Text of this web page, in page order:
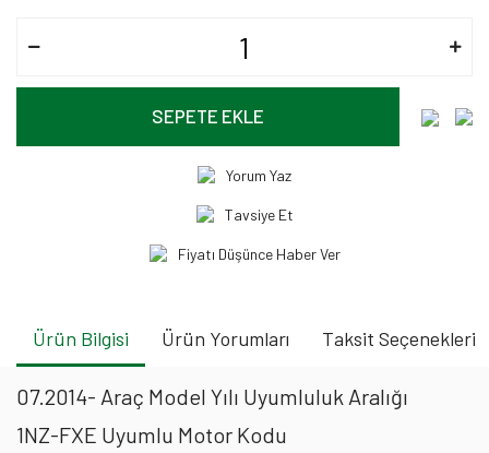
SEPETE EKLE
Yorum Yaz
Tavsiye Et
Fiyatı Düşünce Haber Ver
Ürün Bilgisi Ürün Yorumları Taksit Seçenekleri
07.2014- Araç Model Yılı Uyumluluk Aralığı
1NZ-FXE Uyumlu Motor Kodu